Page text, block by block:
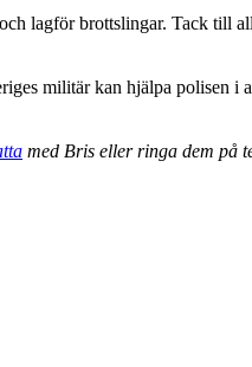
lagför brottslingar. Tack till
militär kan hjälpa polisen i
med Bris eller ringa dem på